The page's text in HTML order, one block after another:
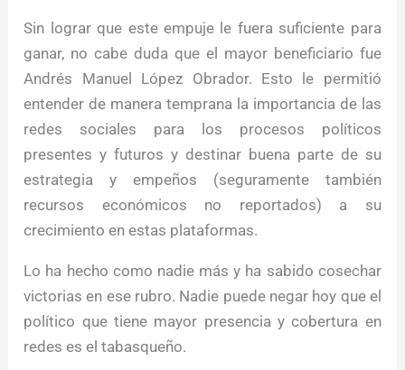
Sin lograr que este empuje le fuera suficiente para
ganar, no cabe duda que el mayor beneficiario fue
Andrés Manuel López Obrador. Esto le permitió
entender de manera temprana la importancia de las
redes sociales para los procesos políticos
presentes y futuros y destinar buena parte de su
estrategia y empeños (seguramente también
recursos económicos no reportados) a su
crecimiento en estas plataformas.
Lo ha hecho como nadie más y ha sabido cosechar
victorias en ese rubro. Nadie puede negar hoy que el
político que tiene mayor presencia y cobertura en
redes es el tabasqueño.